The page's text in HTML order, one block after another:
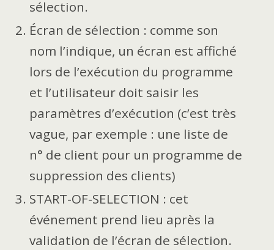
sélection.
Écran de sélection : comme son
nom l’indique, un écran est affiché
lors de l’exécution du programme
et l’utilisateur doit saisir les
paramètres d’exécution (c’est très
vague, par exemple : une liste de
n° de client pour un programme de
suppression des clients)
START-OF-SELECTION : cet
événement prend lieu après la
validation de l’écran de sélection.